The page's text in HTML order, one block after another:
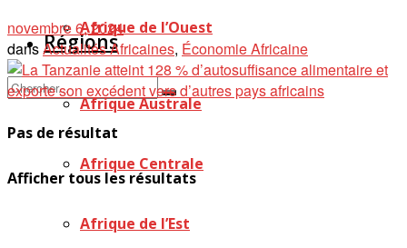
Afrique de l’Ouest
Pas de résultat
Afficher tous les résultats
Régions
Afrique Australe
Afrique Centrale
Afrique de l’Est
novembre 6, 2024
dansActualités Africaines, Économie Africaine